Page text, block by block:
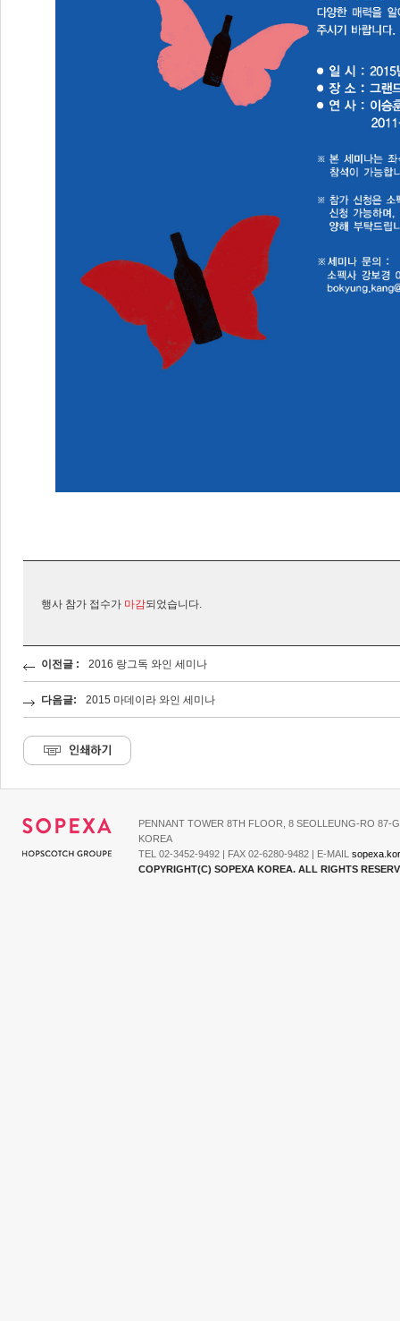
행사 참가 접수가 마감되었습니다.
이전글 : 2016 랑그독 와인 세미나
다음글: 2015 마데이라 와인 세미나
PENNANT TOWER 8TH FLOOR, 8 SEOLLEUNG-RO 87-
KOREA
TEL 02-3452-9492 | FAX 02-6280-9482 | E-MAIL
COPYRIGHT(C) SOPEXA KOREA. ALL RIGHTS